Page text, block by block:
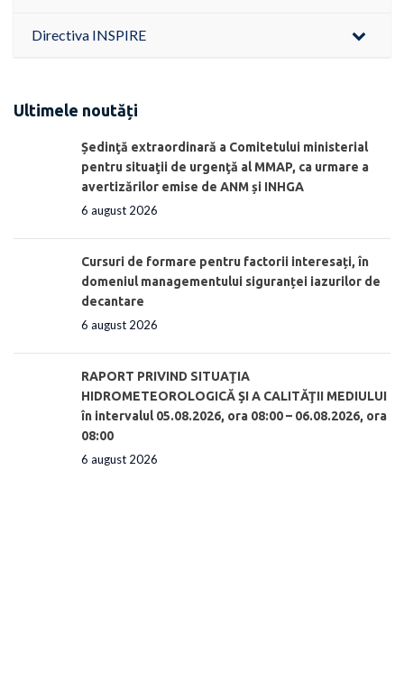
Directiva INSPIRE
Ultimele noutăți
Ședinţă extraordinară a Comitetului ministerial
pentru situaţii de urgenţă al MMAP, ca urmare a
avertizărilor emise de ANM și INHGA
6 august 2026
Cursuri de formare pentru factorii interesați, în
domeniul managementului siguranței iazurilor de
decantare
6 august 2026
RAPORT PRIVIND SITUAŢIA
HIDROMETEOROLOGICĂ ŞI A CALITĂŢII MEDIULUI
în intervalul 05.08.2026, ora 08:00 – 06.08.2026, ora
08:00
6 august 2026